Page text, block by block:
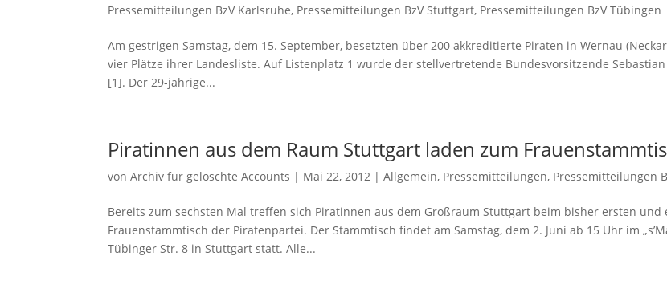
Pressemitteilungen BzV Karlsruhe, Pressemitteilungen BzV Stuttgart, Pressemitteilungen BzV Tübingen
Am gestrigen Samstag, dem 15. September, besetzten über 200 akkreditierte Piraten in Wernau
vier Plätze ihrer Landesliste. Auf Listenplatz 1 wurde der stellvertretende Bundesvorsitzende
[1]. Der 29-jährige...
Piratinnen aus dem Raum Stuttgart laden zum
vonArchiv für gelöschte Accounts | Mai 22, 2012 |Allgemein, Pressemitteilungen, Pressemitteilungen
Bereits zum sechsten Mal treffen sich Piratinnen aus dem Großraum Stuttgart beim bisher ersten und
Frauenstammtisch der Piratenpartei. Der Stammtisch findet am Samstag, dem 2. Juni ab 15 Uhr im
Tübinger Str. 8 in Stuttgart statt. Alle...